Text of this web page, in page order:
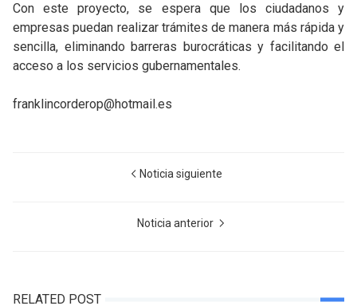
Con este proyecto, se espera que los ciudadanos y
empresas puedan realizar trámites de manera más rápida y
sencilla, eliminando barreras burocráticas y facilitando el
acceso a los servicios gubernamentales.
franklincorderop@hotmail.es
Noticia siguiente
Noticia anterior
RELATED POST